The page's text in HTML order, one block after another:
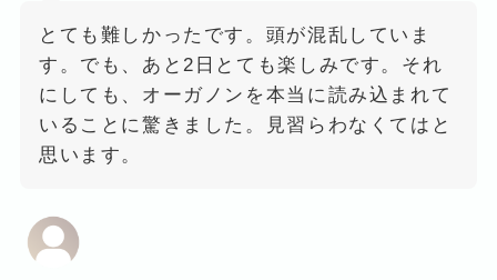
とても難しかったです。頭が混乱していま
す。でも、あと2日とても楽しみです。それ
にしても、オーガノンを本当に読み込まれて
いることに驚きました。見習らわなくてはと
思います。